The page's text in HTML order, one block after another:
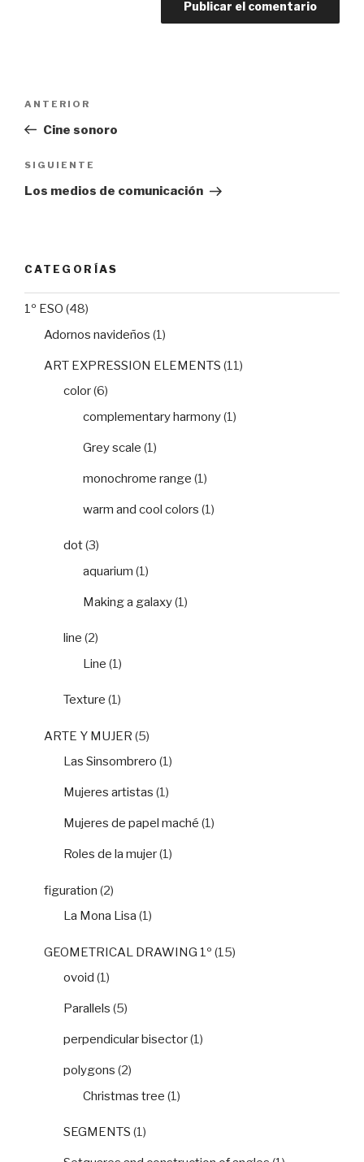
entradas
Entrada
anterior:
ANTERIOR
Cine sonoro
Siguiente
entrada
SIGUIENTE
Los medios de comunicación
CATEGORÍAS
1º ESO (48)
Adornos navideños (1)
ART EXPRESSION ELEMENTS (11)
color(6)
complementary harmony(1)
Grey scale (1)
monochrome range (1)
warm and cool colors (1)
dot(3)
aquarium (1)
Making a galaxy(1)
line (2)
Line (1)
Texture (1)
ARTE Y MUJER (5)
Las Sinsombrero (1)
Mujeres artistas (1)
Mujeres de papel maché (1)
Roles de la mujer(1)
figuration (2)
La Mona Lisa (1)
GEOMETRICAL DRAWING 1º (15)
ovoid (1)
Parallels (5)
perpendicular bisector(1)
polygons (2)
Christmas tree (1)
SEGMENTS (1)